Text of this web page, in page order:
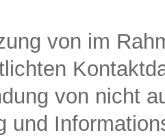
von im
von nicht
und